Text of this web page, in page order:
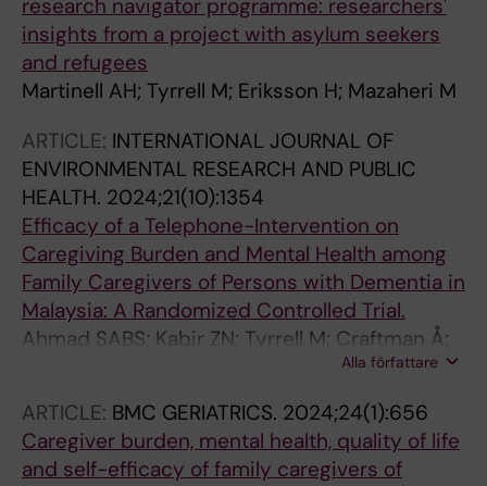
research navigator programme: researchers'
insights from a project with asylum seekers
and refugees
Martinell AH; Tyrrell M; Eriksson H; Mazaheri M
ARTICLE: INTERNATIONAL JOURNAL OF
ENVIRONMENTAL RESEARCH AND PUBLIC
HEALTH. 2024;21(10):1354
Efficacy of a Telephone-Intervention on
Caregiving Burden and Mental Health among
Family Caregivers of Persons with Dementia in
Malaysia: A Randomized Controlled Trial.
Ahmad SABS; Kabir ZN; Tyrrell M; Craftman Å;
Alla författare
ARTICLE: BMC GERIATRICS. 2024;24(1):656
Caregiver burden, mental health, quality of life
and self-efficacy of family caregivers of